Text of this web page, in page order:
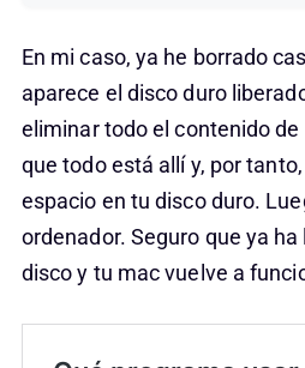
En mi caso, ya he borrado
aparece el disco duro
eliminar todo el contenido
que todo está allí y, por
espacio en tu disco duro.
ordenador. Seguro que ya
disco y tu mac vuelve a